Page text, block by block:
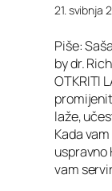
21. svibnja
Piše:
by dr.
OTKRITI
laže,
Kada
uspravno
vam